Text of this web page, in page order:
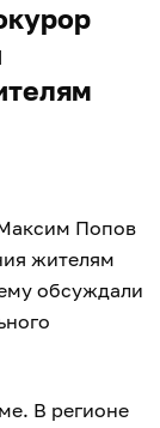
Попов
жителям
обсуждали
В регионе